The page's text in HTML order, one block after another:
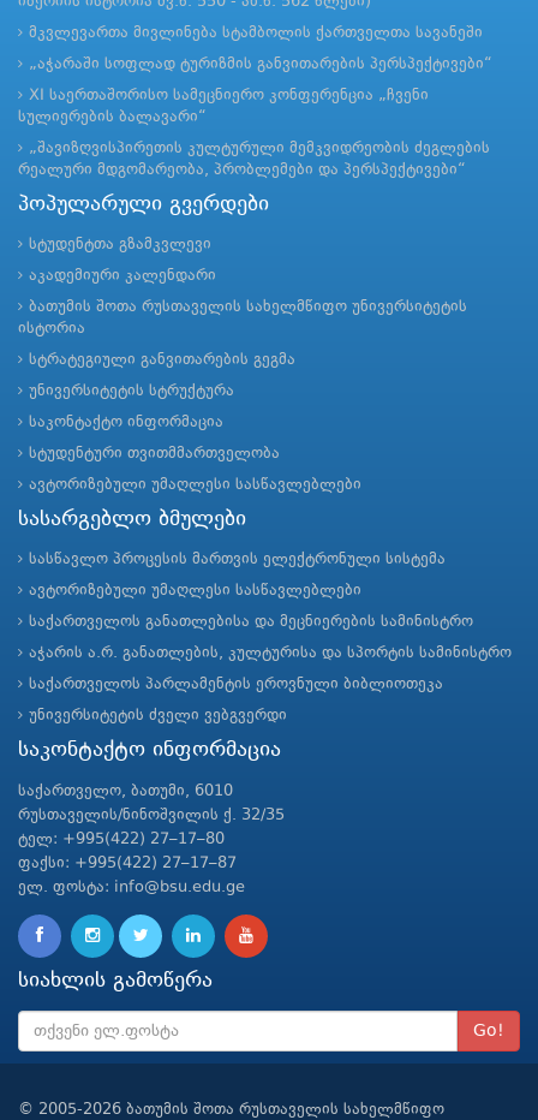
მკვლევართა მივლინება სტამბოლის ქართველთა სავანეში
„აჭარაში სოფლად ტურიზმის განვითარების პერსპექტივები“
XI საერთაშორისო სამეცნიერო კონფერენცია „ჩვენი
სულიერების ბალავარი“
„შავიზღვისპირეთის კულტურული მემკვიდრეობის ძეგლების
რეალური მდგომარეობა, პრობლემები და პერსპექტივები“
პოპულარული გვერდები
სტუდენტთა გზამკვლევი
აკადემიური კალენდარი
ბათუმის შოთა რუსთაველის სახელმწიფო უნივერსიტეტის
ისტორია
სტრატეგიული განვითარების გეგმა
უნივერსიტეტის სტრუქტურა
საკონტაქტო ინფორმაცია
სტუდენტური თვითმმართველობა
ავტორიზებული უმაღლესი სასწავლებლები
სასარგებლო ბმულები
სასწავლო პროცესის მართვის ელექტრონული სისტემა
ავტორიზებული უმაღლესი სასწავლებლები
საქართველოს განათლებისა და მეცნიერების სამინისტრო
აჭარის ა.რ. განათლების, კულტურისა და სპორტის სამინისტრო
საქართველოს პარლამენტის ეროვნული ბიბლიოთეკა
უნივერსიტეტის ძველი ვებგვერდი
საკონტაქტო ინფორმაცია
საქართველო, ბათუმი, 6010
რუსთაველის/ნინოშვილის ქ. 32/35
ტელ: +995(422) 27–17–80
ფაქსი: +995(422) 27–17–87
ელ. ფოსტა: info@bsu.edu.ge
სიახლის გამოწერა
Go!
© 2005-2026 ბათუმის შოთა რუსთაველის სახელმწიფო